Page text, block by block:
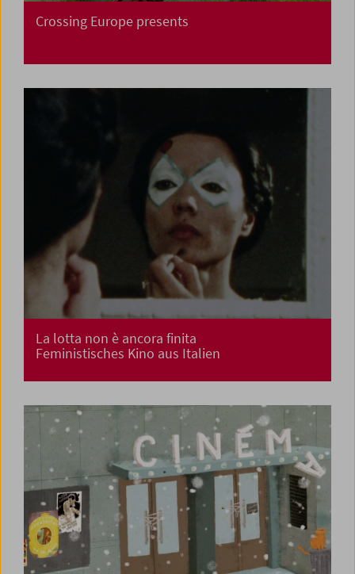
Crossing Europe presents
La lotta non è ancora finita
Feministisches Kino aus Italien